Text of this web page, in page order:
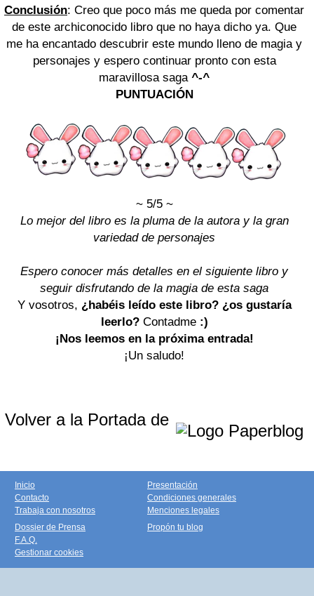
Conclusión: Creo que poco más me queda por comentar
de este archiconocido libro que no haya dicho ya. Que
me ha encantado descubrir este mundo lleno de magia y
personajes y espero continuar pronto con esta
maravillosa saga ^-^
PUNTUACIÓN
~ 5/5 ~
Lo mejor del libro es la pluma de la autora y la gran
variedad de personajes
Espero conocer más detalles en el siguiente libro y
seguir disfrutando de la magia de esta saga
Y vosotros, ¿habéis leído este libro? ¿os gustaría
leerlo?Contadme :)
¡Nos leemos en la próxima entrada!
¡Un saludo!
Volver a la Portada de
Inicio
Contacto
Trabaja con nosotros
Presentación
Condiciones generales
Menciones legales
Dossier de Prensa
F.A.Q.
Gestionar cookies
Propón tu blog